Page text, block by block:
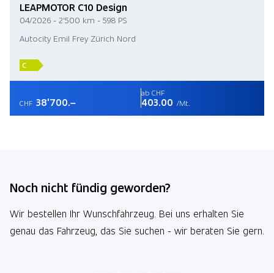
LEAPMOTOR C10 Design
04/2026 - 2'500 km - 598 PS
Autocity Emil Frey Zürich Nord
C
CHF 38'700.–
ab CHF
403.00 /Mt.
Noch nicht fündig geworden?
Wir bestellen Ihr Wunschfahrzeug. Bei uns erhalten Sie
genau das Fahrzeug, das Sie suchen - wir beraten Sie gern.